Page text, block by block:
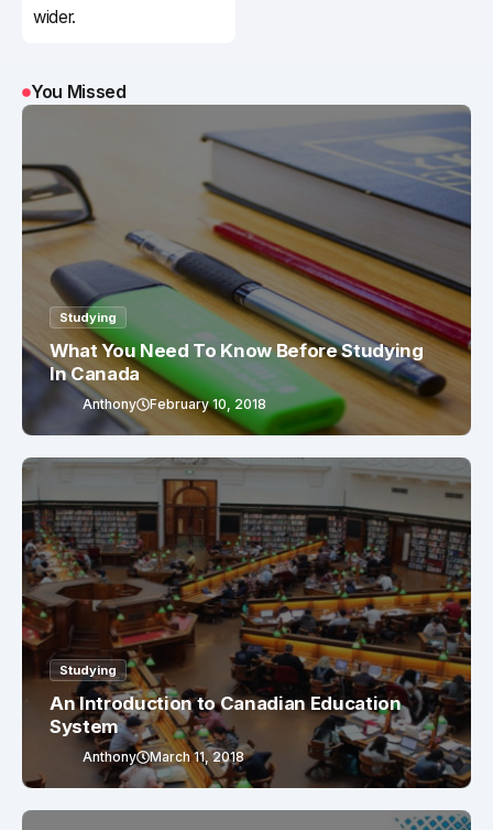
wider.
You Missed
Studying
What You Need To Know Before Studying
In Canada
Anthony February 10, 2018
Studying
An Introduction to Canadian Education
System
Anthony March 11, 2018